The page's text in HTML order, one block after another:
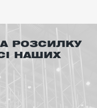
РОЗСИЛКУ
НАШИХ